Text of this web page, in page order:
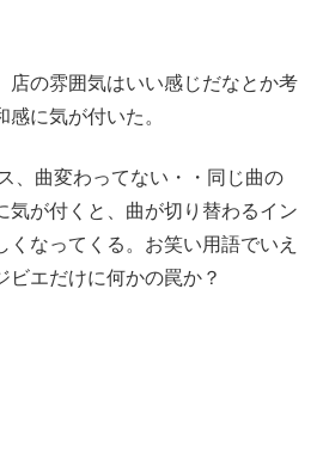
店の雰囲気はいい感じだなとか考
に気が付いた。
、曲変わってない・・同じ曲の
気が付くと、曲が切り替わるイン
くなってくる。お笑い用語でいえ
ビエだけに何かの罠か？